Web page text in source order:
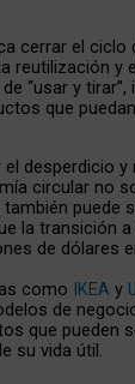
cerrar el ciclo
reutilización y
“usar y tirar”,
que
el desperdicio
circular no
también puede
la transición
de dólares
como IKEAy
de
que pueden
su vida útil.